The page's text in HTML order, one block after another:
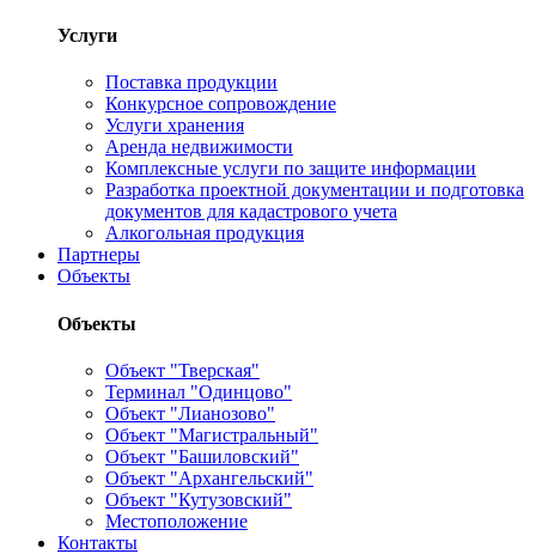
Услуги
Поставка продукции
Конкурсное сопровождение
Услуги хранения
Аренда недвижимости
Комплексные услуги по защите информации
Разработка проектной документации и подготовка
документов для кадастрового учета
Алкогольная продукция
Партнеры
Объекты
Объекты
Объект "Тверская"
Терминал "Одинцово"
Объект "Лианозово"
Объект "Магистральный"
Объект "Башиловский"
Объект "Архангельский"
Объект "Кутузовский"
Местоположение
Контакты